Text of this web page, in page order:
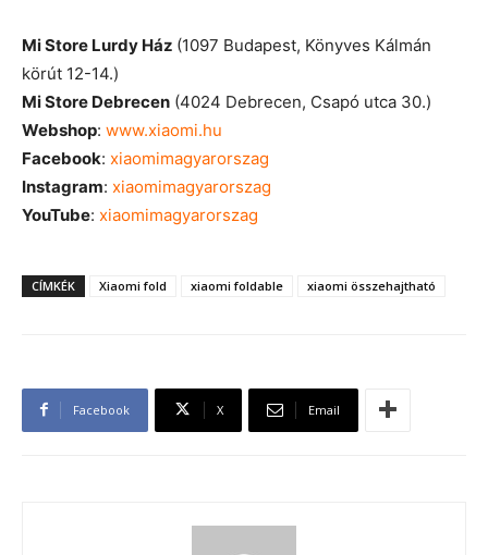
Mi Store Lurdy Ház (1097 Budapest, Könyves Kálmán
körút 12-14.)
Mi Store Debrecen (4024 Debrecen, Csapó utca 30.)
Webshop: www.xiaomi.hu
Facebook: xiaomimagyarorszag
Instagram: xiaomimagyarorszag
YouTube: xiaomimagyarorszag
CÍMKÉK Xiaomi fold xiaomi foldable xiaomi összehajtható
Facebook X Email